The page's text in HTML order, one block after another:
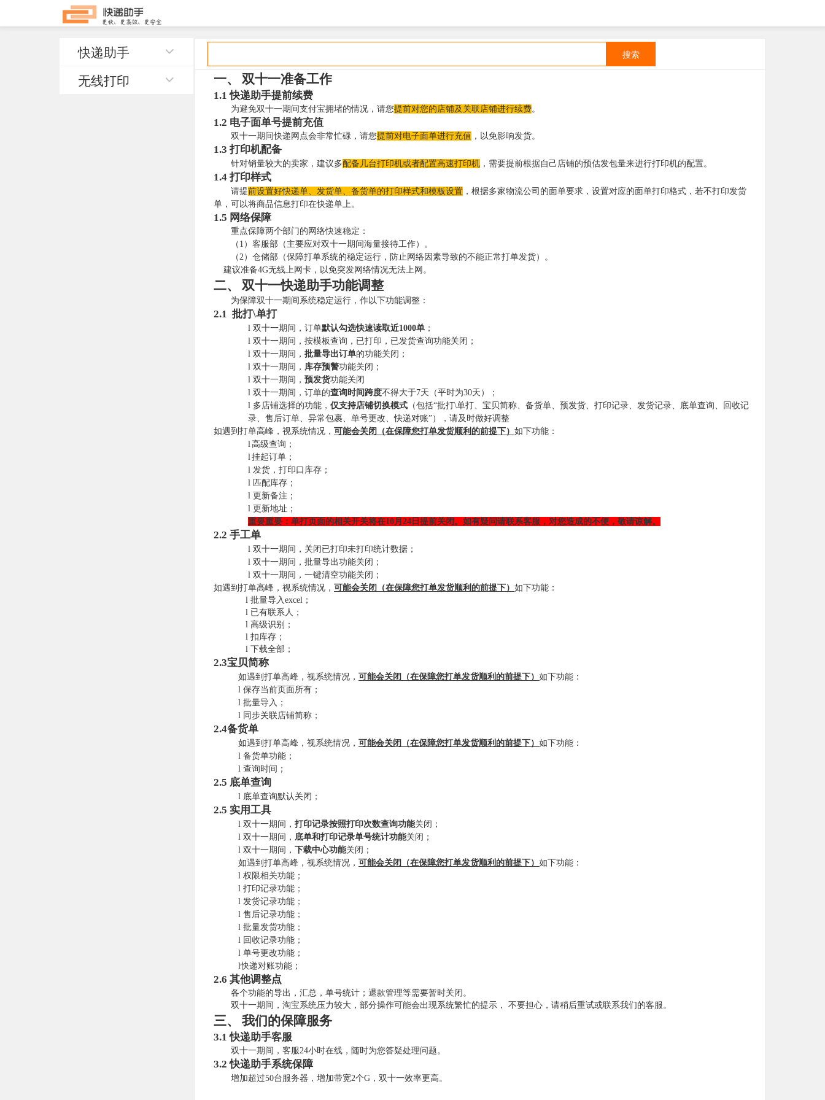
快递助手
无线打印
搜索
一、 双十一准备工作
1.1快递助手提前续费
为避免双十一期间支付宝拥堵的情况，请您提前对您的店铺及关联店铺进行续费。
1.2 电子面单号提前充值
双十一期间快递网点会非常忙碌，请您提前对电子面单进行充值 ，以免影响发货。
1.3 打印机配备
针对销量较大的卖家，建议多配备几台打印机或者配置高速打印机 ，需要提前根据自己店铺的预估发包量来进行打印机的配置。
1.4 打印样式
请提前设置好快递单、发货单、备货单的打印样式和模板设置 ，根据多家物流公司的面单要求，设置对应的面单打印格式，若不打印发货
单，可以将商品信息打印在快递单上。
1.5 网络保障
重点保障两个部门的网络快速稳定：
（1）客服部（主要应对双十一期间海量接待工作）。
（2）仓储部（保障打单系统的稳定运行，防止网络因素导致的不能正常打单发货）。
建议准备4G无线上网卡，以免突发网络情况无法上网。
二、 双十一快递助手功能调整
为保障双十一期间系统稳定运行，作以下功能调整：
2.1 批打\单打
l 双十一期间，订单默认勾选快速读取近1000单 ；
l 双十一期间，按模板查询，已打印，已发货查询功能关闭；
l 双十一期间， 批量导出订单的功能关闭；
l 双十一期间， 库存预警功能关闭；
l 双十一期间， 预发货功能关闭
l 双十一期间，订单的查询时间跨度不得大于7天（平时为30天）；
l 多店铺选择的功能， 仅支持店铺切换模式 （包括“批打\单打、宝贝简称、备货单、预发货、打印记录、发货记录、底单查询、回收记
录、售后订单、异常包裹、单号更改、快递对账”），请及时做好调整
如遇到打单高峰，视系统情况， 可能会关闭（在保障您打单发货顺利的前提下） 如下功能：
l高级查询；
l挂起订单；
l 发货，打印口库存；
l 匹配库存；
l 更新备注；
l 更新地址；
重要重要：单打页面的相关开关将在10月24日提前关闭。如有疑问请联系客服，对您造成的不便，敬请谅解。
2.2 手工单
l 双十一期间，关闭已打印未打印统计数据；
l 双十一期间，批量导出功能关闭；
l 双十一期间，一键清空功能关闭；
如遇到打单高峰，视系统情况， 可能会关闭（在保障您打单发货顺利的前提下） 如下功能：
l 批量导入excel；
l 已有联系人；
l 高级识别；
l 扣库存；
l 下载全部；
2.3宝贝简称
如遇到打单高峰，视系统情况， 可能会关闭（在保障您打单发货顺利的前提下） 如下功能：
l 保存当前页面所有；
l 批量导入；
l 同步关联店铺简称；
2.4备货单
如遇到打单高峰，视系统情况， 可能会关闭（在保障您打单发货顺利的前提下） 如下功能：
l 备货单功能；
l 查询时间；
2.5 底单查询
l 底单查询默认关闭；
2.5 实用工具
l 双十一期间， 打印记录按照打印次数查询功能关闭；
l 双十一期间， 底单和打印记录单号统计功能关闭；
l 双十一期间， 下载中心功能关闭；
如遇到打单高峰，视系统情况， 可能会关闭（在保障您打单发货顺利的前提下） 如下功能：
l 权限相关功能；
l 打印记录功能；
l 发货记录功能；
l 售后记录功能；
l 批量发货功能；
l 回收记录功能；
l 单号更改功能；
l快递对账功能；
2.6 其他调整点
各个功能的导出，汇总，单号统计；退款管理等需要暂时关闭。
双十一期间，淘宝系统压力较大，部分操作可能会出现系统繁忙的提示， 不要担心，请稍后重试或联系我们的客服。
三、 我们的保障服务
3.1快递助手客服
双十一期间，客服24小时在线，随时为您答疑处理问题。
3.2快递助手系统保障
增加超过50台服务器，增加带宽2个G，双十一效率更高。